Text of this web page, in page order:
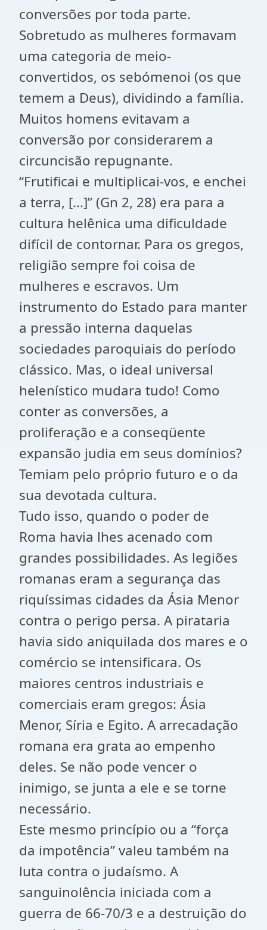
conversões por toda parte.
Sobretudo as mulheres formavam
uma categoria de meio-
convertidos, os sebómenoi (os que
temem a Deus), dividindo a família.
Muitos homens evitavam a
conversão por considerarem a
circuncisão repugnante.
“Frutificai e multiplicai-vos, e enchei
a terra, [...]” (Gn 2, 28) era para a
cultura helênica uma dificuldade
difícil de contornar. Para os gregos,
religião sempre foi coisa de
mulheres e escravos. Um
instrumento do Estado para manter
a pressão interna daquelas
sociedades paroquiais do período
clássico. Mas, o ideal universal
helenístico mudara tudo! Como
conter as conversões, a
proliferação e a conseqüente
expansão judia em seus domínios?
Temiam pelo próprio futuro e o da
sua devotada cultura.
Tudo isso, quando o poder de
Roma havia lhes acenado com
grandes possibilidades. As legiões
romanas eram a segurança das
riquíssimas cidades da Ásia Menor
contra o perigo persa. A pirataria
havia sido aniquilada dos mares e o
comércio se intensificara. Os
maiores centros industriais e
comerciais eram gregos: Ásia
Menor, Síria e Egito. A arrecadação
romana era grata ao empenho
deles. Se não pode vencer o
inimigo, se junta a ele e se torne
necessário.
Este mesmo princípio ou a “força
da impotência” valeu também na
luta contra o judaísmo. A
sanguinolência iniciada com a
guerra de 66-70/3 e a destruição do